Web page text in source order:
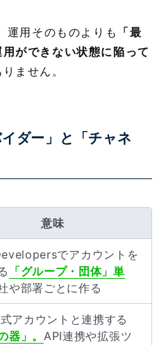
運用そのものよりも 「最
ができない状態に陥って
ません。
ダー」と「チャネ
意味
でアカウントを
「グループ・団体」単
や部署ごとに作る
アカウントと連携する
器」。 API連携や拡張ツ